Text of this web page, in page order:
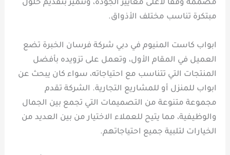
مصممة وفقًا لأعلى معايير الجودة، وتتميز بتقديم حلول
مبتكرة تناسب مختلف الأذواق.
ابواب كاست المنيوم في دبي شركة فرسان الخبرة تضع
العميل في المقام الأول، وتعمل على تزويده بأفضل
المنتجات التي تتناسب مع احتياجاته، سواء كان يبحث عن
ابواب للمنزل أو للمشاريع التجارية. الشركة تقدم
مجموعة متنوعة من التصميمات التي تجمع بين الجمال
والوظيفية، مما يتيح للعملاء الاختيار من بين العديد من
الخيارات لتلبية جميع احتياجاتهم.